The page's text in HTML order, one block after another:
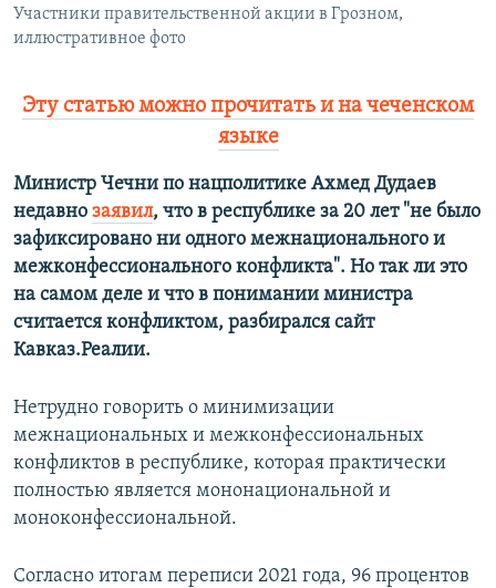
Все сайты РСЕ/РС
Участники правительственной акции в Грозном,
иллюстративное фото
Эту статью можно прочитать и на чеченском
языке
Министр Чечни по нацполитике Ахмед Дудаев
недавно заявил, что в республике за 20 лет "не было
зафиксировано ни одного межнационального и
межконфессионального конфликта". Но так ли это
на самом деле и что в понимании министра
считается конфликтом, разбирался сайт
Кавказ.Реалии.
Нетрудно говорить о минимизации
межнациональных и межконфессиональных
конфликтов в республике, которая практически
полностью является мононациональной и
моноконфессиональной.
Согласно итогам переписи 2021 года, 96 процентов